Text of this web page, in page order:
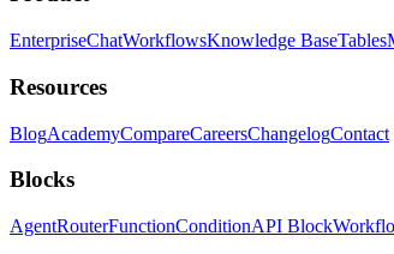
EnterpriseChatWorkflowsKnowledge BaseTables
Resources
BlogAcademyCompareCareersChangelogContact
Blocks
AgentRouterFunctionConditionAPI Block